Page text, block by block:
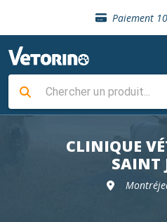
Paiement
Livraison gratuite
Sélection de
Livraison gratuite
Retour
CLINIQUE
SAINT